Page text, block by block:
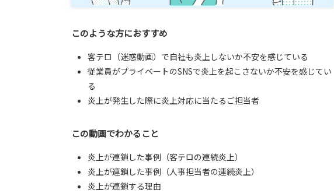
このような方におすすめ
客テロ（迷惑動画）で自社も炎上しないか不安を感じている
従業員がプライベートのSNSで炎上を起こさないか不安を感じてい
る
炎上が発生した際に炎上対応に当たるご担当者
この動画でわかること
炎上が連鎖した事例（客テロの連続炎上）
炎上が連鎖した事例（人事担当者の連続炎上）
炎上が連鎖する理由